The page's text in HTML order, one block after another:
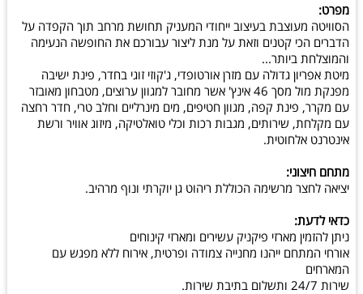
מפרט:
הסוויטה מעוצבת בעיצוב ייחודי המעניק תחושת מרחב תוך הקפדה על
הדברים הכי קטנים וזאת על מנת ליצור עבורכם את החופשה הנעימה
והמוצלחת ביותר...
מיטת אפריון גדולה עם מזרן אורטופדי, ג'קוזי זוגי בחדר, פינת ישיבה
מפנקת מול מסך 46 אינץ' אשר מחובר למגוון ערוצים, מטבחון מאובזר
עם מקרר, פינת קפה, מגוון חטיפים, מים מינרליים וחלב טרי, חדר רחצה
עם מקלחת, שירותים, מגבות רכות וכלי טואלטיקה, מיזוג אוויר ורשת
אינטרנט אלחוטית.
מתחם חיצוני:
יציאה לחצר מרשימה הכוללת ריהוט גן יוקרתי ונוף מרהיב.
כדאי לדעת:
ניתן להזמין מארזי פיקניק עשירים ומארזי קינוחים
אורחי המתחם ייהנו מחנייה צמודה ופרטית, אירוח ללא מפגש עם
המארחים
שירות 24/7 ותשלום בתיבת שירות.